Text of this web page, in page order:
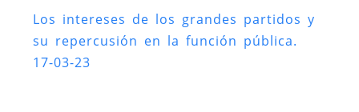
Los intereses de los grandes partidos y
su repercusión en la función pública.
17-03-23